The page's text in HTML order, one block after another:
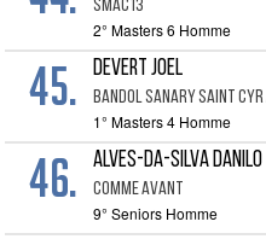
SMAC13
2° Masters 6 Homme
45. DEVERT JOEL
BANDOL SANARY SAINT
1° Masters 4 Homme
46. ALVES-DA-SILVA DANILO
COMME AVANT
9° Seniors Homme